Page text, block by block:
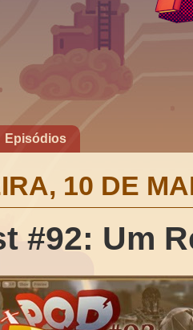
Episódios
10 DE
#92: Um